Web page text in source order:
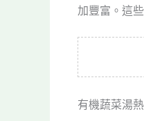
加豐富。這
有機蔬菜湯